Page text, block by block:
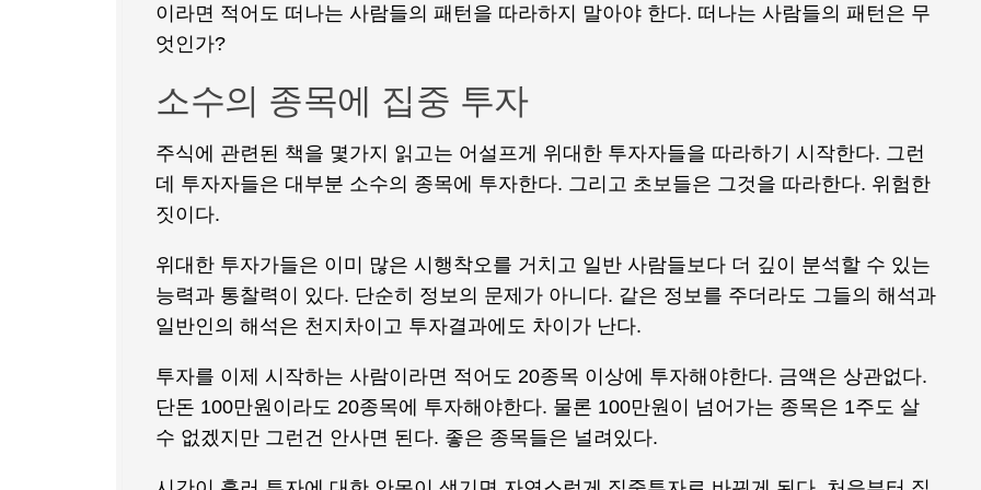
이라면 적어도 떠나는 사람들의 패턴을 따라하지 말아야 한다. 떠나는 사람들의 패턴은 무
엇인가?
소수의 종목에 집중 투자
주식에 관련된 책을 몇가지 읽고는 어설프게 위대한 투자자들을 따라하기 시작한다. 그런
데 투자자들은 대부분 소수의 종목에 투자한다. 그리고 초보들은 그것을 따라한다. 위험한
짓이다.
위대한 투자가들은 이미 많은 시행착오를 거치고 일반 사람들보다 더 깊이 분석할 수 있는
능력과 통찰력이 있다. 단순히 정보의 문제가 아니다. 같은 정보를 주더라도 그들의 해석과
일반인의 해석은 천지차이고 투자결과에도 차이가 난다.
투자를 이제 시작하는 사람이라면 적어도 20종목 이상에 투자해야한다. 금액은 상관없다.
단돈 100만원이라도 20종목에 투자해야한다. 물론 100만원이 넘어가는 종목은 1주도 살
수 없겠지만 그런건 안사면 된다. 좋은 종목들은 널려있다.